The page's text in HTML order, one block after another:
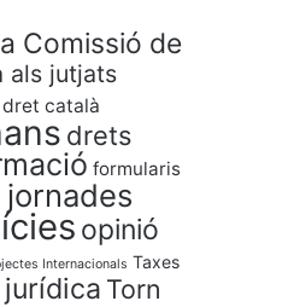
Comissió de
als jutjats
dret català
drets
formularis
jornades
opinió
Internacionals Taxes
Torn